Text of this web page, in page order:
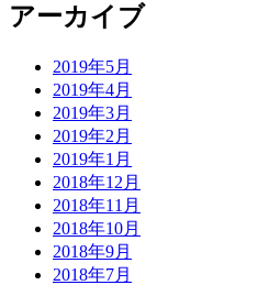
アーカイブ
2019年5月
2019年4月
2019年3月
2019年2月
2019年1月
2018年12月
2018年11月
2018年10月
2018年9月
2018年7月